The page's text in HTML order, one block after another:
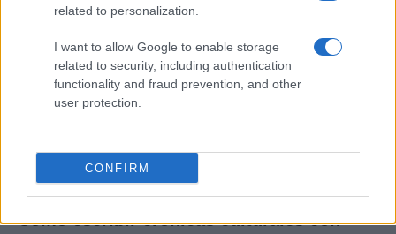
related to personalization.
I want to allow Google to enable storage
related to security, including authentication
functionality and fraud prevention, and other
user protection.
CONFIRM
CRÓNICA
Cómo escribir crónicas culturales con